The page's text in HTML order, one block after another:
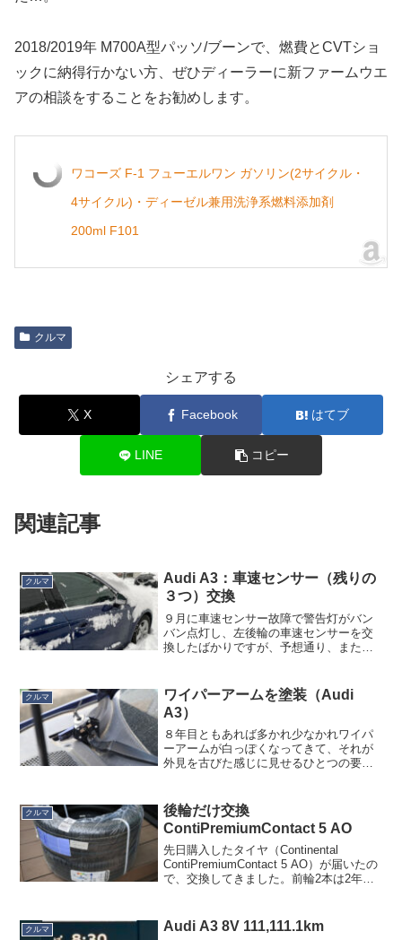
2018/2019年 M700A型パッソ/ブーンで、燃費とCVTショ
ックに納得行かない方、ぜひディーラーに新ファームウエ
アの相談をすることをお勧めします。
ワコーズ F-1 フューエルワン ガソリン(2サイクル・
4サイクル)・ディーゼル兼用洗浄系燃料添加剤
200ml F101
クルマ
シェアする
X Facebook はてブ
LINE コピー
関連記事
クルマ
Audi A3：車速センサー（残りの
３つ）交換
９月に車速センサー故障で警告灯がバン
バン点灯し、左後輪の車速センサーを交
換したばかりですが、予想通り、また同
壊れたものと推察されましたが、もう面
倒なので残り３つ全部まとめ...
クルマ
ワイパーアームを塗装（Audi
A3）
８年目ともあれば多かれ少なかれワイパ
ーアームが白っぽくなってきて、それが
外見を古びた感じに見せるひとつの要因
ームはナット一つで止まってはいます
が、実際にはナットを外した...
クルマ
後輪だけ交換
ContiPremiumContact 5 AO
先日購入したタイヤ（Continental
ContiPremiumContact 5 AO）が届いたの
で、交換してきました。前輪2本は2年前
いないので軽いです。2本...
クルマ Audi A3 8V 111,111.1km